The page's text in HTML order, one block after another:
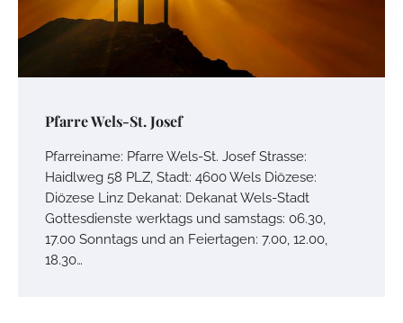
Pfarre Wels-St. Josef
Pfarreiname: Pfarre Wels-St. Josef Strasse:
Haidlweg 58 PLZ, Stadt: 4600 Wels Diözese:
Diözese Linz Dekanat: Dekanat Wels-Stadt
Gottesdienste werktags und samstags: 06.30,
17.00 Sonntags und an Feiertagen: 7.00, 12.00,
18.30…